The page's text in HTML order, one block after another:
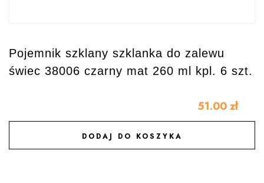
Pojemnik szklany szklanka do zalewu
świec 38006 czarny mat 260 ml kpl. 6 szt.
51.00 zł
DODAJ DO KOSZYKA
DODAJ DO ULUBIONYCH